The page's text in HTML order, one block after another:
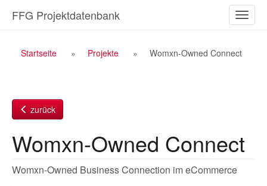
Inhalt
ein-/
FFG Projektdatenbank
Breadcrumb
Startseite Projekte Womxn-Owned Connect
zurück
Womxn-Owned Connect
Womxn-Owned Business Connection im eCommerce